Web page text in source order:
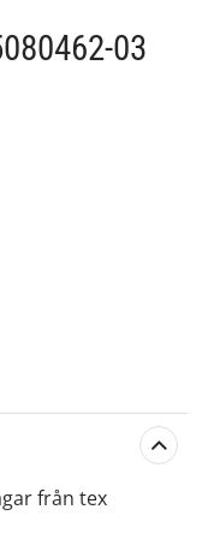
03
från tex